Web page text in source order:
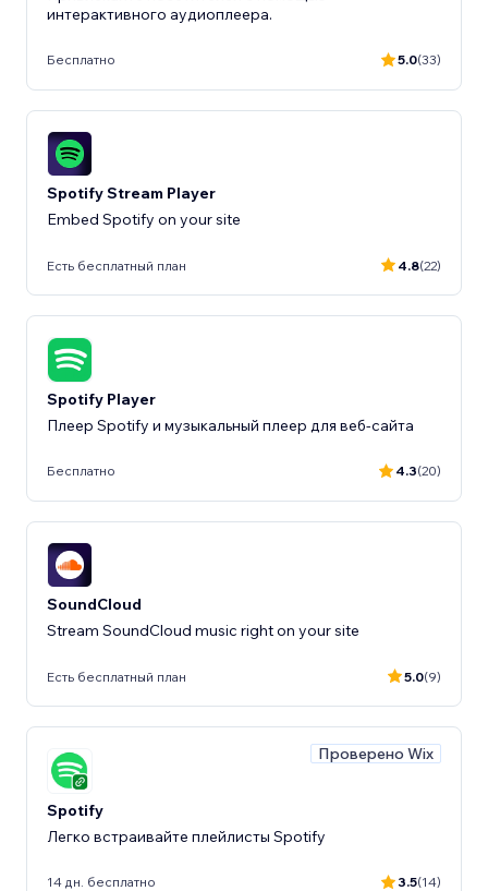
интерактивного аудиоплеера.
Бесплатно 5.0(33)
Spotify Stream Player
Embed Spotify on your site
Есть бесплатный план 4.8(22)
Spotify Player
Плеер Spotify и музыкальный плеер для веб-сайта
Бесплатно 4.3(20)
SoundCloud
Stream SoundCloud music right on your site
Есть бесплатный план 5.0(9)
Проверено Wix
Spotify
Легко встраивайте плейлисты Spotify
14 дн. бесплатно 3.5(14)